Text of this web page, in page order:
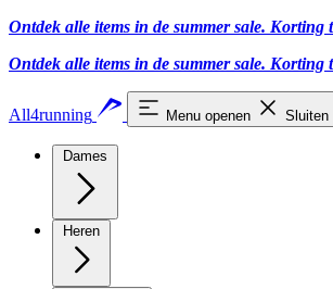
Ontdek alle items in de summer sale. Korting
Ontdek alle items in de summer sale. Korting
All4running Menu openen Sluiten
Dames
Heren